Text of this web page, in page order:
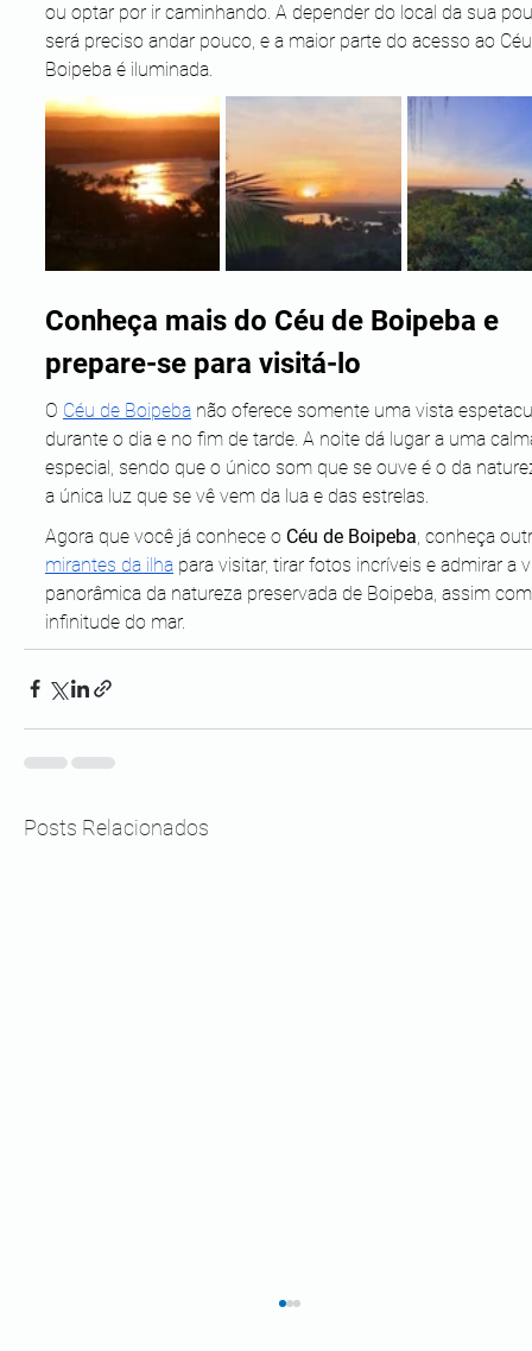
ou optar por ir caminhando. A depender do local da sua
será preciso andar pouco, e a maior parte do acesso ao
Boipeba é iluminada.
Conheça mais do Céu de Boipeba e
prepare-se para visitá-lo
O Céu de Boipeba não oferece somente uma vista
durante o dia e no fim de tarde. A noite dá lugar a uma
especial, sendo que o único som que se ouve é o da
a única luz que se vê vem da lua e das estrelas.
Agora que você já conhece o Céu de Boipeba , conheça
mirantes da ilha para visitar, tirar fotos incríveis e admirar a
panorâmica da natureza preservada de Boipeba, assim
infinitude do mar.
Posts Relacionados